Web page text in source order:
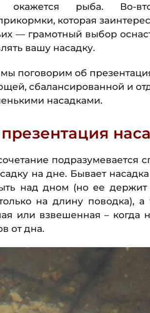
окажется рыба. Во-
которая
— грамотный выбор
вашу насадку.
поговорим об
сбалансированной и
насадками.
подразумевается
на дне. Бывает
над дном (но ее
на длину поводка), а
или взвешенная – когда
от дна.